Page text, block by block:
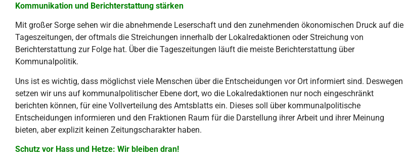
Kommunikation und Berichterstattung stärken
Mit großer Sorge sehen wir die abnehmende Leserschaft und den zunehmenden ökonomischen Druck auf die
Tageszeitungen, der oftmals die Streichungen innerhalb der Lokalredaktionen oder Streichung von
Berichterstattung zur Folge hat. Über die Tageszeitungen läuft die meiste Berichterstattung über
Kommunalpolitik.
Uns ist es wichtig, dass möglichst viele Menschen über die Entscheidungen vor Ort informiert sind. Deswegen
setzen wir uns auf kommunalpolitischer Ebene dort, wo die Lokalredaktionen nur noch eingeschränkt
berichten können, für eine Vollverteilung des Amtsblatts ein. Dieses soll über kommunalpolitische
Entscheidungen informieren und den Fraktionen Raum für die Darstellung ihrer Arbeit und ihrer Meinung
bieten, aber explizit keinen Zeitungscharakter haben.
Schutz vor Hass und Hetze: Wir bleiben dran!